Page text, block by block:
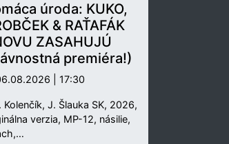
úroda: KUKO,
& RAŤAFÁK
ZASAHUJÚ
premiéra!)
| 17:30
Kolenčík, J. Šlauka SK, 2026,
verzia, MP-12, násilie,